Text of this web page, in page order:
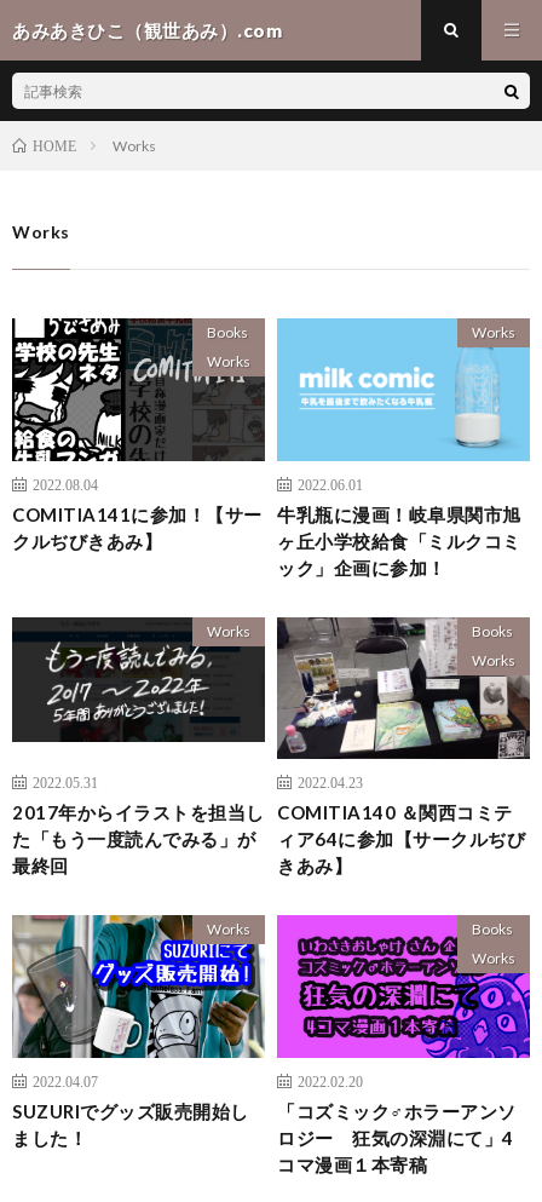
あみあきひこ（観世あみ）.com
HOME Works
Works
Books
Works
2022.08.04
COMITIA141に参加！【サー
クルぢびきあみ】
Works
2022.06.01
牛乳瓶に漫画！岐阜県関市旭
ヶ丘小学校給食「ミルクコミ
ック」企画に参加！
Works
2022.05.31
2017年からイラストを担当し
た「もう一度読んでみる」が
最終回
Books
Works
2022.04.23
COMITIA140 ＆関西コミテ
ィア64に参加【サークルぢび
きあみ】
Works
2022.04.07
SUZURIでグッズ販売開始し
ました！
Books
Works
2022.02.20
「コズミック♂ホラーアンソ
ロジー 狂気の深淵にて」4
コマ漫画１本寄稿